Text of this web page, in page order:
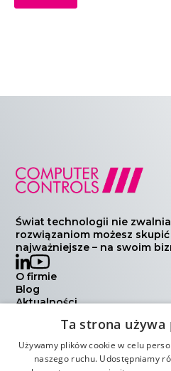
Świat technologii nie
rozwiązaniom możesz
najważniejsze – na swoim
O firmie
Blog
Aktualności
Polityka prywatności
Warunki handlowe
Ta strona
Używamy plików cookie w celu
naszego ruchu. Udostępniamy